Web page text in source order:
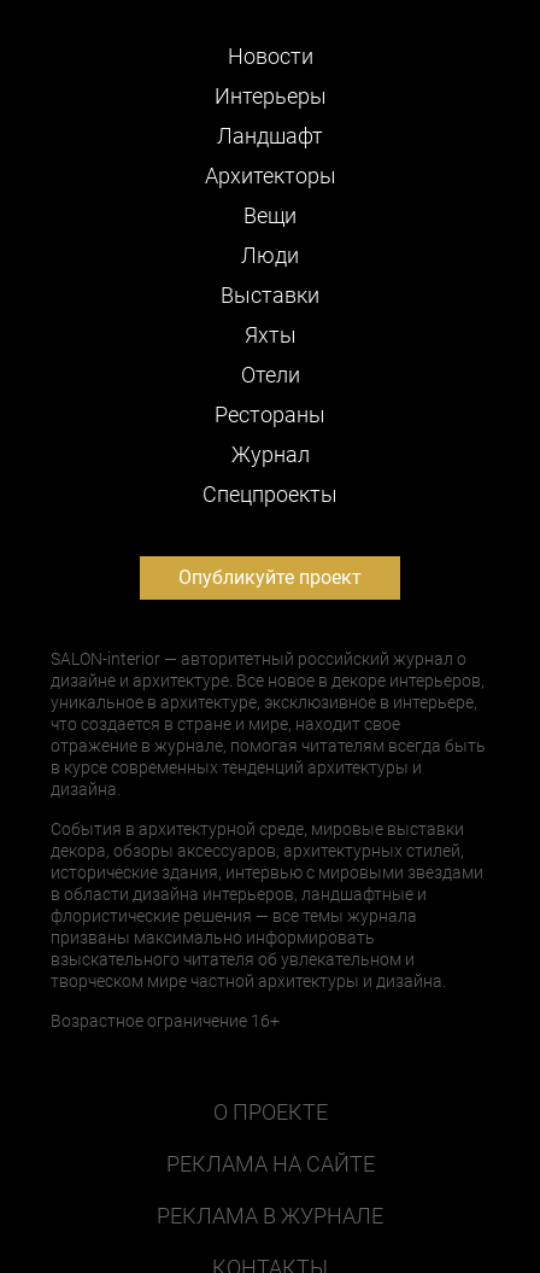
Новости
Интерьеры
Ландшафт
Архитекторы
Вещи
Люди
Выставки
Яхты
Отели
Рестораны
Журнал
Cпецпроекты
Опубликуйте проект
SALON-interior — авторитетный российский журнал о
дизайне и архитектуре. Все новое в декоре интерьеров,
уникальное в архитектуре, эксклюзивное в интерьере,
что создается в стране и мире, находит свое
отражение в журнале, помогая читателям всегда быть
в курсе современных тенденций архитектуры и
дизайна.
События в архитектурной среде, мировые выставки
декора, обзоры аксессуаров, архитектурных стилей,
исторические здания, интервью с мировыми звездами
в области дизайна интерьеров, ландшафтные и
флористические решения — все темы журнала
призваны максимально информировать
взыскательного читателя об увлекательном и
творческом мире частной архитектуры и дизайна.
Возрастное ограничение 16+
О ПРОЕКТЕ
РЕКЛАМА НА САЙТЕ
РЕКЛАМА В ЖУРНАЛЕ
КОНТАКТЫ